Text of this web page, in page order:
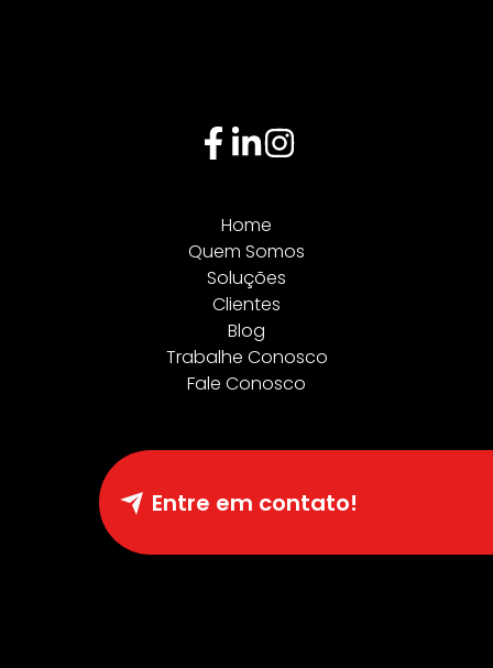
Home
Quem Somos
Soluções
Clientes
Blog
Trabalhe Conosco
Fale Conosco
Entre em contato!